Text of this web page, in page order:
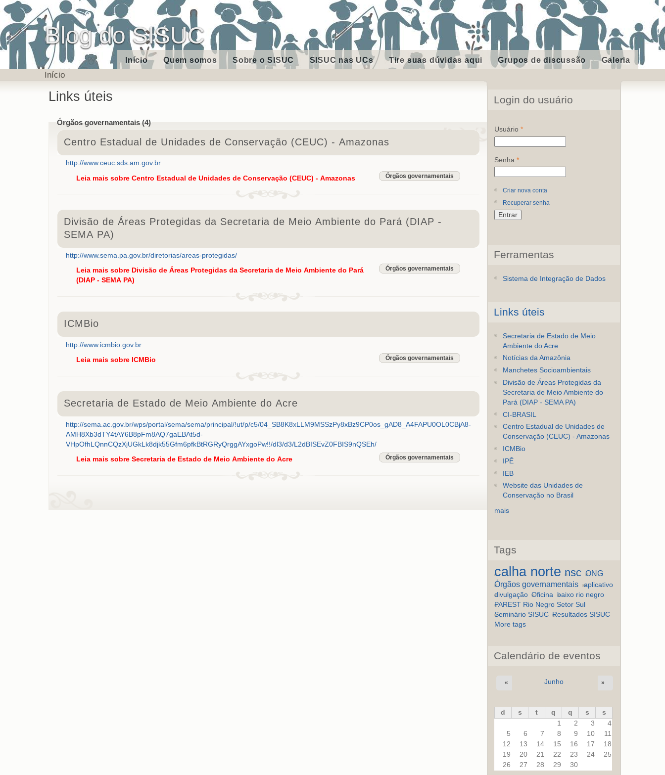
Blog do SISUC
Início Quem somos Sobre o SISUC SISUC nas UCs Tire suas dúvidas aqui Grupos de discussão Galeria
Início
Links úteis
Órgãos governamentais (4)
Centro Estadual de Unidades de Conservação (CEUC) - Amazonas
http://www.ceuc.sds.am.gov.br
Órgãos governamentais
Leia maissobre Centro Estadual de Unidades de Conservação (CEUC) - Amazonas
Divisão de Áreas Protegidas da Secretaria de Meio Ambiente do Pará (DIAP -
SEMA PA)
http://www.sema.pa.gov.br/diretorias/areas-protegidas/
Órgãos governamentais
Leia maissobre Divisão de Áreas Protegidas da Secretaria de Meio Ambiente do Pará
(DIAP - SEMA PA)
ICMBio
http://www.icmbio.gov.br
Órgãos governamentais
Leia maissobre ICMBio
Secretaria de Estado de Meio Ambiente do Acre
http://sema.ac.gov.br/wps/portal/sema/sema/principal/!ut/p/c5/04_SB8K8xLLM9MSSzPy8xBz9CP0os_gAD8_A4FAPU0OL0CBjA8-
AMH8Xb3dTY4tAY6B8pFm8AQ7gaEBAt5d-
VHpOfhLQnnCQzXjUGkLk8djk55Gfm6pfkBtRGRyQrggAYxgoPw!!/dl3/d3/L2dBISEvZ0FBIS9nQSEh/
Órgãos governamentais
Leia maissobre Secretaria de Estado de Meio Ambiente do Acre
Login do usuário
Usuário*
Senha*
Criar nova conta
Recuperar senha
Ferramentas
Sistema de Integração de Dados
Links úteis
Secretaria de Estado de Meio
Ambiente do Acre
Notícias da Amazônia
Manchetes Socioambientais
Divisão de Áreas Protegidas da
Secretaria de Meio Ambiente do
Pará (DIAP - SEMA PA)
CI-BRASIL
Centro Estadual de Unidades de
Conservação (CEUC) - Amazonas
ICMBio
IPÊ
IEB
Website das Unidades de
Conservação no Brasil
mais
Tags
calha norte nsc ONG
Órgãos governamentais
aplicativo
divulgação Oficina baixo rio negro
PAREST Rio Negro Setor Sul
Seminário SISUC Resultados SISUC
More tags
Calendário de eventos
Junho
« »
d s t q q s
s
1
2 3
4
5
6 7 8 9 10
11
12
13 14 15 16 17
18
19
20 21 22 23 24
25
26
27 28 29 30